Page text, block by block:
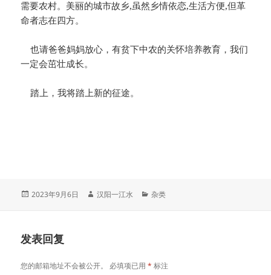
需要农村。美丽的城市故乡,虽然乡情依恋,生活方便,但革
命者志在四方。
也请爸爸妈妈放心，有贫下中农的关怀培养教育，我们
一定会茁壮成长。
踏上，我将踏上新的征途。
发
2023年9月6日
作
汉阳一江水
分
杂类
发表回复
您的邮箱地址不会被公开。 必填项已用* 标注